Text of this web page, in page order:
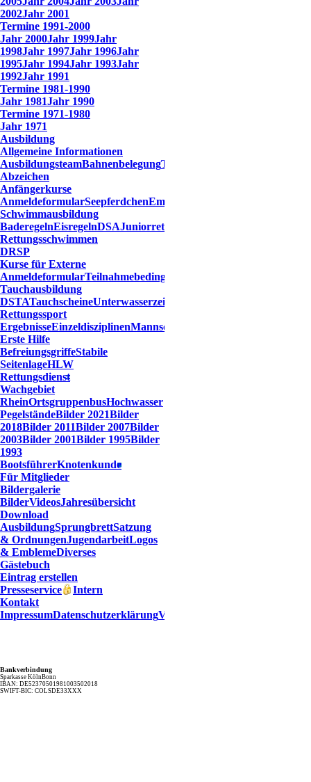
2002Jahr 2001
Termine 1991-2000
Jahr 2000Jahr 1999Jahr
1998Jahr 1997Jahr 1996Jahr
1995Jahr 1994Jahr 1993Jahr
1992Jahr 1991
Termine 1981-1990
Jahr 1981Jahr 1990
Termine 1971-1980
Jahr 1971
Ausbildung
Allgemeine Informationen
AusbildungsteamBahnenbelegungTrainingszeiten
Abzeichen
Anfängerkurse
AnmeldeformularSeepferdchenEmpfehlungen
Schwimmausbildung
BaderegelnEisregelnDSAJuniorretter
Rettungsschwimmen
DRSP
Kurse für Externe
AnmeldeformularTeilnahmebedingungen
Tauchausbildung
DSTATauchscheineUnterwasserzeichen
Rettungssport
ErgebnisseEinzeldisziplinenMannschaftsdisziplinen
Erste Hilfe
BefreiungsgriffeStabile
SeitenlageHLW
Rettungsdienst
Wachgebiet
RheinOrtsgruppenbusHochwasser
PegelständeBilder 2021Bilder
2018Bilder 2011Bilder 2007Bilder
2003Bilder 2001Bilder 1995Bilder
1993
BootsführerKnotenkunde
Für Mitglieder
Bildergalerie
BilderVideosJahresübersicht
Download
AusbildungSprungbrettSatzung
& OrdnungenJugendarbeitLogos
& EmblemeDiverses
Gästebuch
Eintrag erstellen
Presseservice
Intern
Kontakt
ImpressumDatenschutzerklärungVerfahrensverzeichnis
Bankverbindung
Sparkasse KölnBonn
IBAN: DE52370501981003502018
SWIFT-BIC: COLSDE33XXX